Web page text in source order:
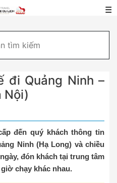
☰
đi Quảng Ninh –
Nội)
đến quý khách thông tin
Ninh (Hạ Long) và chiều
đón khách tại trung tâm
chạy khác nhau.